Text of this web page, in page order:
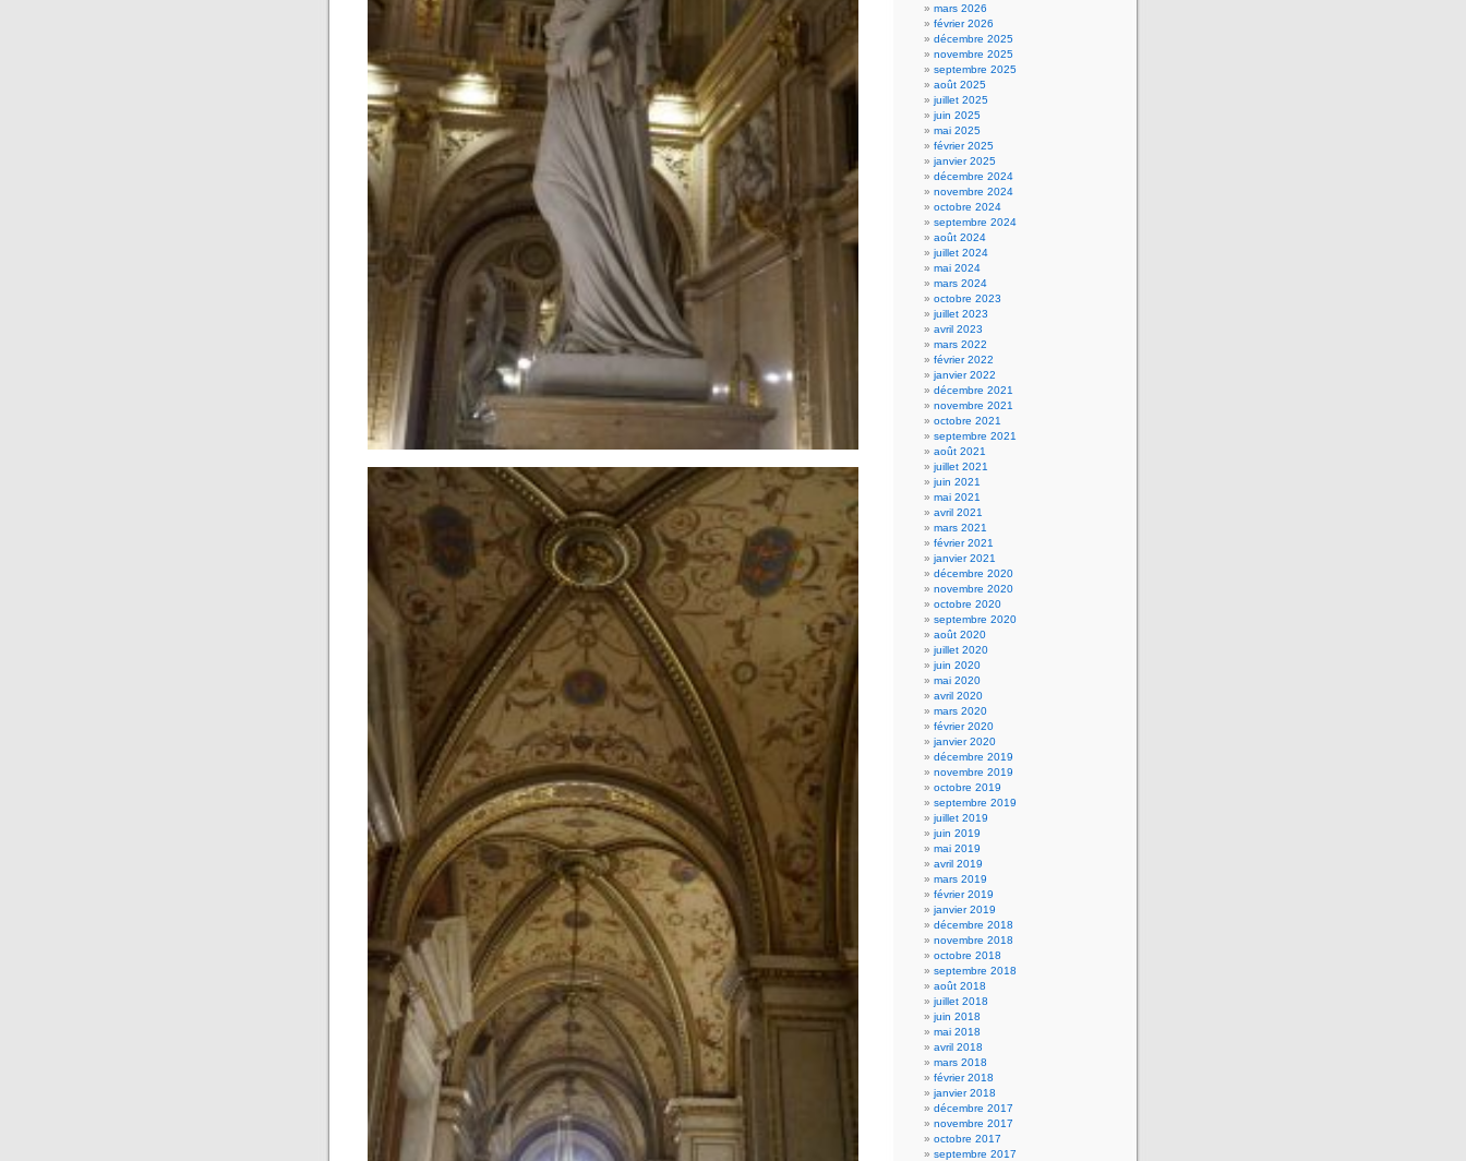
mars 2026
février 2026
décembre 2025
novembre 2025
septembre 2025
août 2025
juillet 2025
juin 2025
mai 2025
février 2025
janvier 2025
décembre 2024
novembre 2024
octobre 2024
septembre 2024
août 2024
juillet 2024
mai 2024
mars 2024
octobre 2023
juillet 2023
avril 2023
mars 2022
février 2022
janvier 2022
décembre 2021
novembre 2021
octobre 2021
septembre 2021
août 2021
juillet 2021
juin 2021
mai 2021
avril 2021
mars 2021
février 2021
janvier 2021
décembre 2020
novembre 2020
octobre 2020
septembre 2020
août 2020
juillet 2020
juin 2020
mai 2020
avril 2020
mars 2020
février 2020
janvier 2020
décembre 2019
novembre 2019
octobre 2019
septembre 2019
juillet 2019
juin 2019
mai 2019
avril 2019
mars 2019
février 2019
janvier 2019
décembre 2018
novembre 2018
octobre 2018
septembre 2018
août 2018
juillet 2018
juin 2018
mai 2018
avril 2018
mars 2018
février 2018
janvier 2018
décembre 2017
novembre 2017
octobre 2017
septembre 2017